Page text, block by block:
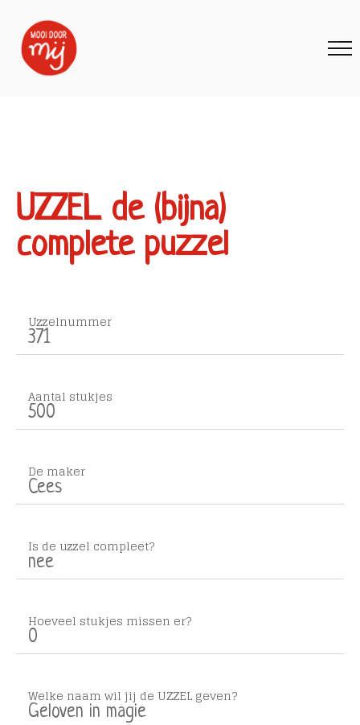
UZZEL de (bijna)
complete puzzel
Uzzelnummer
371
Aantal stukjes
500
De maker
Cees
Is de uzzel compleet?
nee
Hoeveel stukjes missen er?
0
Welke naam wil jij de UZZEL geven?
Geloven in magie